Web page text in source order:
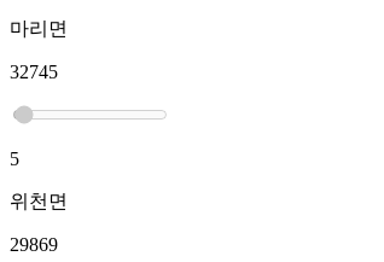
마리면
32745
5
위천면
29869